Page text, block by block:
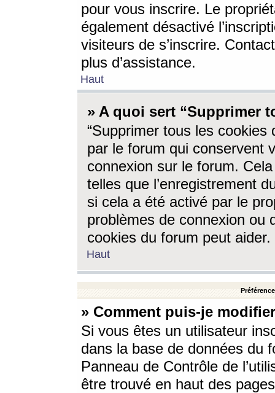
pour vous inscrire. Le
également désactivé
visiteurs de s’inscrire.
plus d’assistance.
Haut
» A quoi sert “Supprimer
“Supprimer tous les cookies
par le forum qui conservent
connexion sur le forum.
telles que l’enregistrement
si cela a été activé par le
problèmes de connexion ou
cookies du forum peut aider.
Haut
» Comment puis-je
Si vous êtes un utilisateur
dans la base de données du
Panneau de Contrôle de
être trouvé en haut des